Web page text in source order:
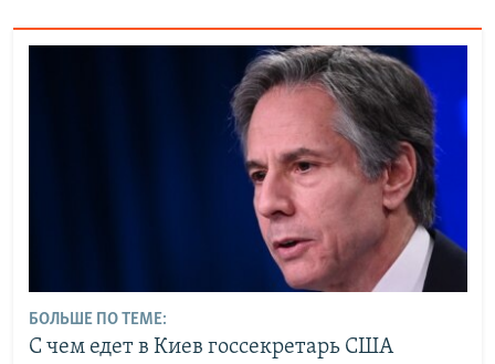
БОЛЬШЕ ПО ТЕМЕ:
С чем едет в Киев госсекретарь США